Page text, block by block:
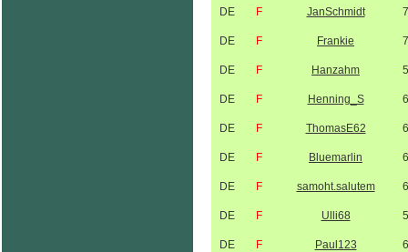
DE F JanSchmidt
DE F Frankie
DE F Hanzahm
DE F Henning_S
DE F ThomasE62
DE F Bluemarlin
DE F samoht.salutem
DE F Ulli68
DE F Paul123